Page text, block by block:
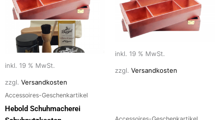
inkl. 19 % MwSt.
zzgl. Versandkosten
Accessoires-Geschenkartikel
Hebold Schuhmacherei
inkl. 19 % MwSt.
zzgl. Versandkosten